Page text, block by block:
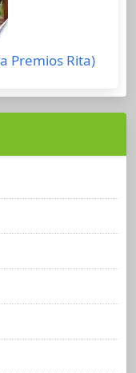
Premios Rita)